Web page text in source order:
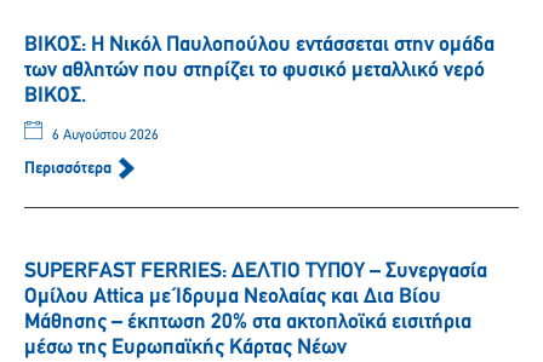
ΒΙΚΟΣ: Η Νικόλ Παυλοπούλου εντάσσεται στην ομάδα
των αθλητών που στηρίζει το φυσικό μεταλλικό νερό
ΒΙΚΟΣ.
6 Αυγούστου 2026
Περισσότερα
SUPERFAST FERRIES: ΔΕΛΤΙΟ ΤΥΠΟΥ – Συνεργασία
Ομίλου Attica με Ίδρυμα Νεολαίας και Δια Βίου
Μάθησης – έκπτωση 20% στα ακτοπλοϊκά εισιτήρια
μέσω της Ευρωπαϊκής Κάρτας Νέων